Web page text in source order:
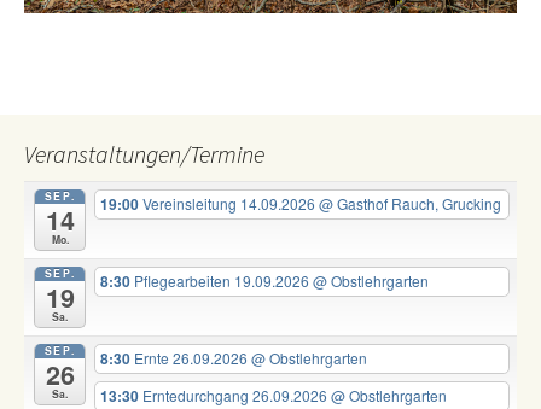
Veranstaltungen/Termine
SEP.
14
Mo.
19:00Vereinsleitung 14.09.2026@ Gasthof Rauch, Grucking
SEP.
19
Sa.
8:30 Pflegearbeiten 19.09.2026@ Obstlehrgarten
SEP.
26
Sa.
8:30 Ernte 26.09.2026@ Obstlehrgarten
13:30 Erntedurchgang 26.09.2026@ Obstlehrgarten